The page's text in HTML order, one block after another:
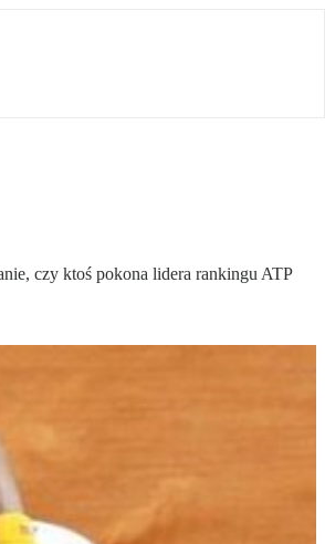
czy ktoś pokona lidera rankingu ATP